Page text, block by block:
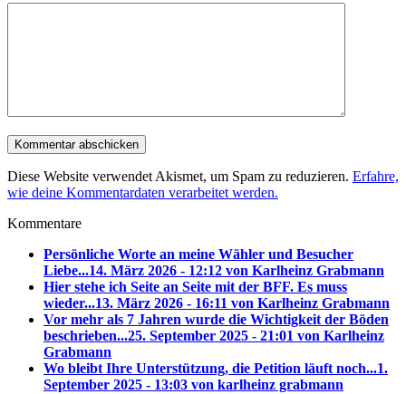
Diese Website verwendet Akismet, um Spam zu reduzieren. Erfahre,
wie deine Kommentardaten verarbeitet werden.
Kommentare
Persönliche Worte an meine Wähler und Besucher
Liebe...14. März 2026 - 12:12 von Karlheinz Grabmann
Hier stehe ich Seite an Seite mit der BFF. Es muss
wieder...13. März 2026 - 16:11 von Karlheinz Grabmann
Vor mehr als 7 Jahren wurde die Wichtigkeit der Böden
beschrieben...25. September 2025 - 21:01 von Karlheinz
Grabmann
Wo bleibt Ihre Unterstützung, die Petition läuft noch...1.
September 2025 - 13:03 von karlheinz grabmann